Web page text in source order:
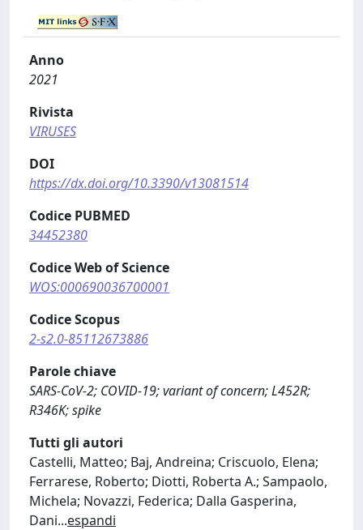
Anno
2021
Rivista
VIRUSES
DOI
https://dx.doi.org/10.3390/v13081514
Codice PUBMED
34452380
Codice Web of Science
WOS:000690036700001
Codice Scopus
2-s2.0-85112673886
Parole chiave
SARS-CoV-2; COVID-19; variant of concern; L452R;
R346K; spike
Tutti gli autori
Castelli, Matteo; Baj, Andreina; Criscuolo, Elena;
Ferrarese, Roberto; Diotti, Roberta A.; Sampaolo,
Michela; Novazzi, Federica; Dalla Gasperina,
Dani...espandi